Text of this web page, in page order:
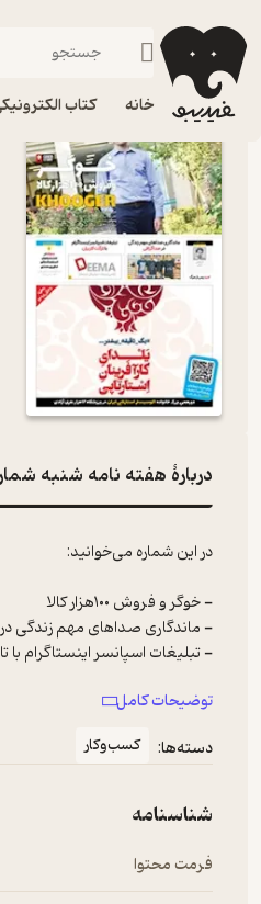
خانه کتاب
فیدیبو مجله و نشریه
دربارۀ هفته نامه شنبه شماره
توضیحات کامل
دسته‌ها:
کسب‌وکار
شناسنامه
فرمت محتوا